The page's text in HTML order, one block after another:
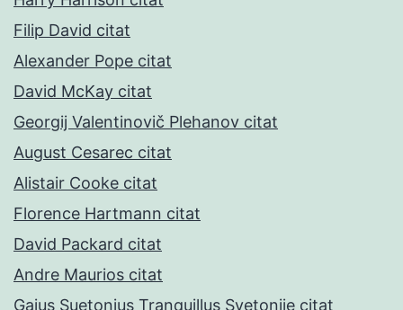
Filip David citat
Alexander Pope citat
David McKay citat
Georgij Valentinovič Plehanov citat
August Cesarec citat
Alistair Cooke citat
Florence Hartmann citat
David Packard citat
Andre Maurios citat
Gaius Suetonius Tranquillus Svetonije citat